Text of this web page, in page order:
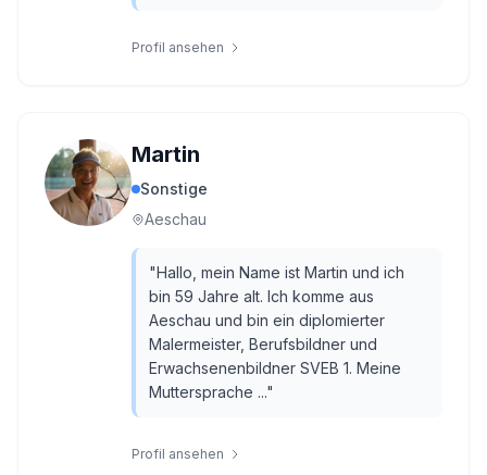
Profil ansehen
Martin
Sonstige
Aeschau
"Hallo, mein Name ist Martin und ich
bin 59 Jahre alt. Ich komme aus
Aeschau und bin ein diplomierter
Malermeister, Berufsbildner und
Erwachsenenbildner SVEB 1. Meine
Muttersprache ..."
Profil ansehen